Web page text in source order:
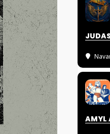
AMYL